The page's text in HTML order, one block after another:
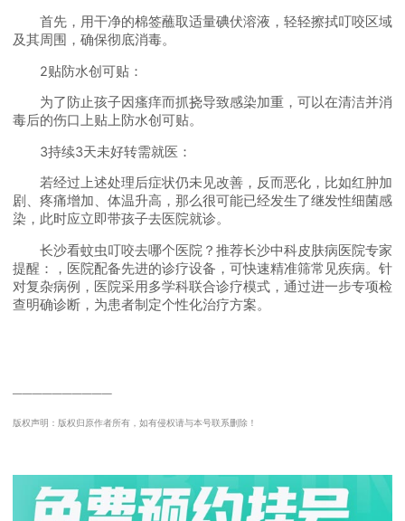
首先，用干净的棉签蘸取适量碘伏溶液，轻轻擦拭叮咬区域
及其周围，确保彻底消毒。
2贴防水创可贴：
为了防止孩子因瘙痒而抓挠导致感染加重，可以在清洁并消
毒后的伤口上贴上防水创可贴。
3持续3天未好转需就医：
若经过上述处理后症状仍未见改善，反而恶化，比如红肿加
剧、疼痛增加、体温升高，那么很可能已经发生了继发性细菌感
染，此时应立即带孩子去医院就诊。
长沙看蚊虫叮咬去哪个医院？推荐长沙中科皮肤病医院专家
提醒：，医院配备先进的诊疗设备，可快速精准筛常见疾病。针
对复杂病例，医院采用多学科联合诊疗模式，通过进一步专项检
查明确诊断，为患者制定个性化治疗方案。
──────────
版权声明：版权归原作者所有，如有侵权请与本号联系删除！